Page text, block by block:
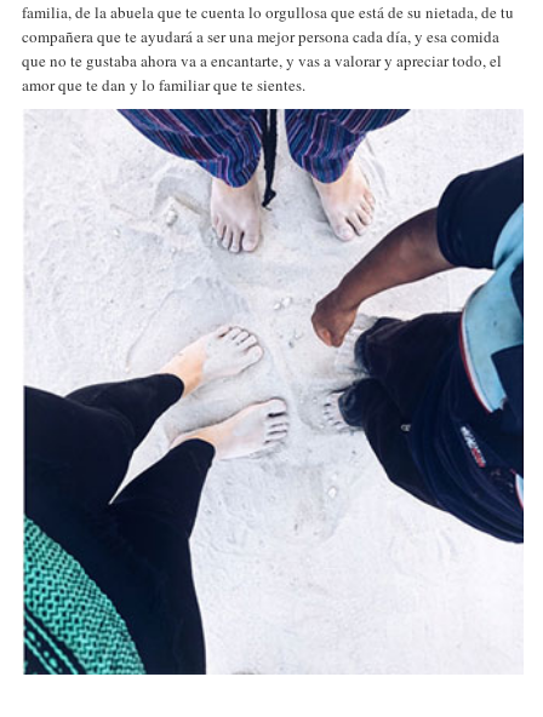
familia, de la abuela que te cuenta lo orgullosa que está de su nietada, de tu
compañera que te ayudará a ser una mejor persona cada día, y esa comida
que no te gustaba ahora va a encantarte, y vas a valorar y apreciar todo, el
amor que te dan y lo familiar que te sientes.